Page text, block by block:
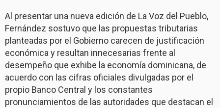
Al presentar una nueva edición de La Voz del Pueblo,
Fernández sostuvo que las propuestas tributarias
planteadas por el Gobierno carecen de justificación
económica y resultan innecesarias frente al
desempeño que exhibe la economía dominicana, de
acuerdo con las cifras oficiales divulgadas por el
propio Banco Central y los constantes
pronunciamientos de las autoridades que destacan el